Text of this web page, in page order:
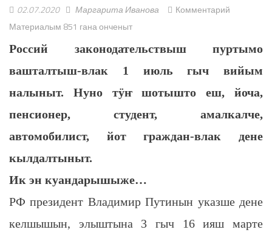
02.07.2020 Маргарита Иванова
Комментарий
Материалым 851 гана онченыт
Россий законодательствыш пуртымо
вашталтыш-влак 1 июль гыч вийым
налыныт. Нуно тӱҥ шотышто еш, йоча,
пенсионер, студент, амалкалче,
автомобилист, йот граждан-влак дене
кылдалтыныт.
Ик эн куандарышыже…
РФ президент Владимир Путинын указше дене
келшышын, элыштына 3 гыч 16 ияш марте